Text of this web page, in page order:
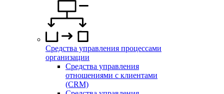
Средства управления процессами
организации
Средства управления
отношениями с клиентами
(CRM)